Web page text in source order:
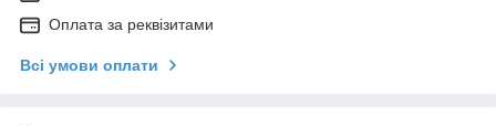
Оплата за реквізитами
Всі умови оплати